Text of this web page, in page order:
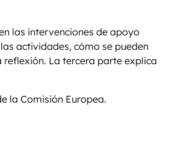
las intervenciones de apoyo
actividades, cómo se pueden
La tercera parte explica
la Comisión Europea.